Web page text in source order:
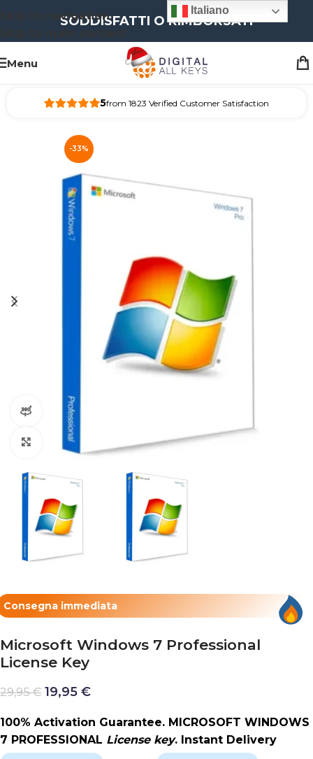
Skip to navigationSODDISFATTI O RIMBORSATI
Menu
5from 1823 Verified Customer Satisfaction
-33%
360 vista del prodotto
Clicca per ingrandire
Consegna immediata
Microsoft Windows 7 Professional
License Key
29,95€ 19,95 €
100% Activation Guarantee. MICROSOFT WINDOWS
7 PROFESSIONAL License key. Instant Delivery
Italiano